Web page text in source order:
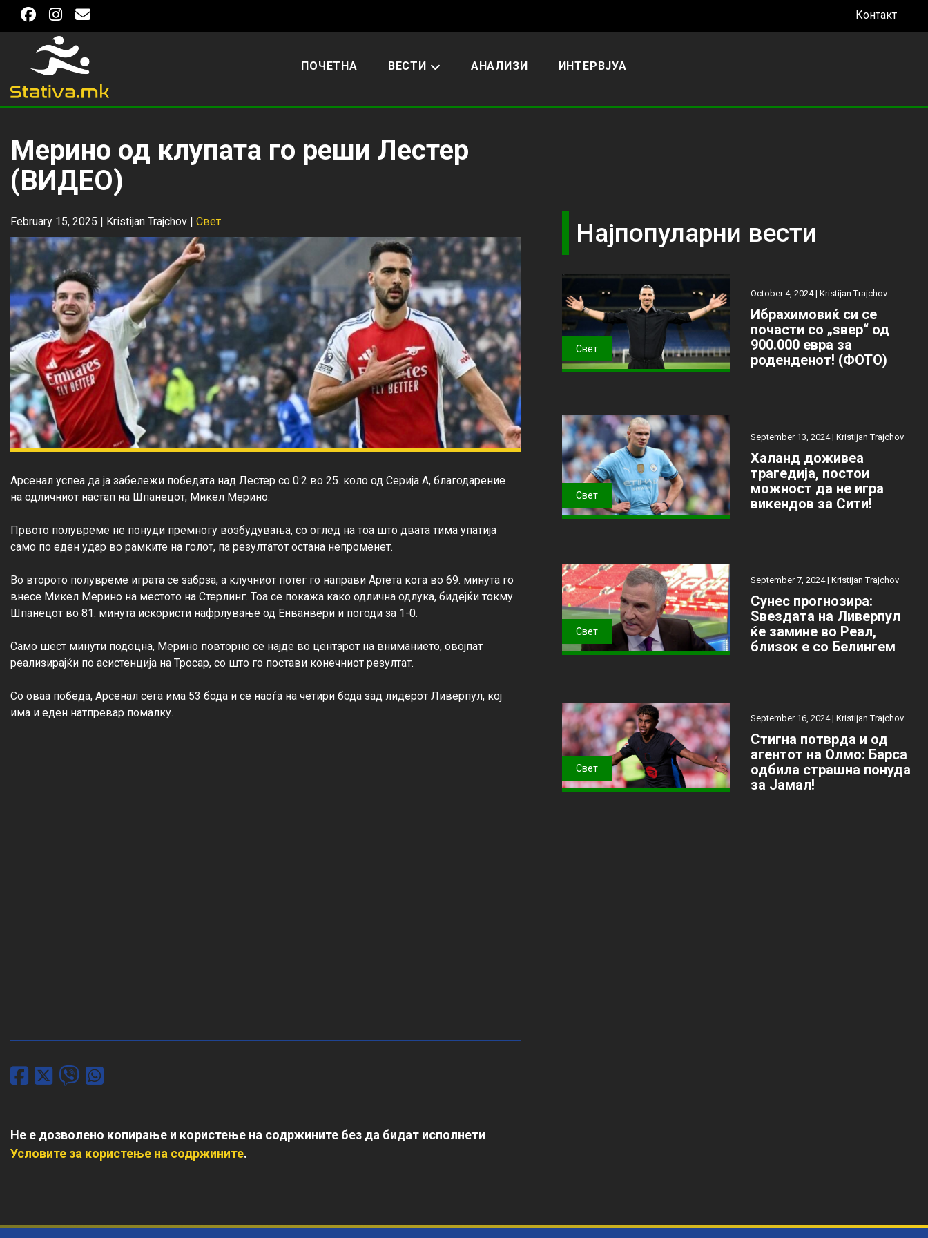
Контакт
ПОЧЕТНА ВЕСТИ АНАЛИЗИ ИНТЕРВЈУА
Мерино од клупата го реши Лестер
(ВИДЕО)
February 15, 2025 | Kristijan Trajchov | Свет
Арсенал успеа да ја забележи победата над Лестер со 0:2 во 25. коло од Серија А, благодарение
на одличниот настап на Шпанецот, Микел Мерино.
Првото полувреме не понуди премногу возбудувања, со оглед на тоа што двата тима упатија
само по еден удар во рамките на голот, па резултатот остана непроменет.
Во второто полувреме играта се забрза, а клучниот потег го направи Артета кога во 69. минута го
внесе Микел Мерино на местото на Стерлинг. Тоа се покажа како одлична одлука, бидејќи токму
Шпанецот во 81. минута искористи нафрлување од Енванвери и погоди за 1-0.
Само шест минути подоцна, Мерино повторно се најде во центарот на вниманието, овојпат
реализирајќи по асистенција на Тросар, со што го постави конечниот резултат.
Со оваа победа, Арсенал сега има 53 бода и се наоѓа на четири бода зад лидерот Ливерпул, кој
има и еден натпревар помалку.
Не е дозволено копирање и користење на содржините без да бидат исполнети
Условите за користење на содржините.
Најпопуларни вести
Свет
October 4, 2024 | Kristijan Trajchov
Ибрахимовиќ си се
почасти со „ѕвер“ од
900.000 евра за
роденденот! (ФОТО)
Свет
September 13, 2024 | Kristijan Trajchov
Халанд доживеа
трагедија, постои
можност да не игра
викендов за Сити!
Свет
September 7, 2024 | Kristijan Trajchov
Сунес прогнозира:
Ѕвездата на Ливерпул
ќе замине во Реал,
близок е со Белингем
Свет
September 16, 2024 | Kristijan Trajchov
Стигна потврда и од
агентот на Олмо: Барса
одбила страшна понуда
за Јамал!